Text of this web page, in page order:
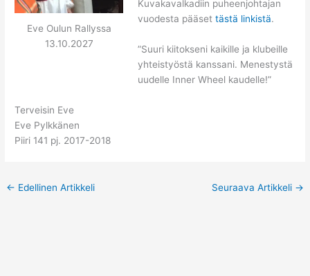
Eve Oulun Rallyssa
13.10.2027
Kuvakavalkadiin puheenjohtajan
vuodesta pääset tästä linkistä.
”Suuri kiitokseni kaikille ja klubeille
yhteistyöstä kanssani. Menestystä
uudelle Inner Wheel kaudelle!”
Terveisin Eve
Eve Pylkkänen
Piiri 141 pj. 2017-2018
← Edellinen Artikkeli Seuraava Artikkeli →